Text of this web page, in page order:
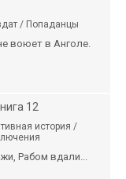
/ Попаданцы
воюет в Анголе.
12
история /
Рабом вдали...